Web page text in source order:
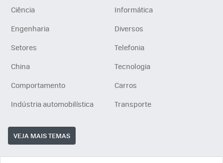
Ciência
Informática
Engenharia
Diversos
Setores
Telefonia
China
Tecnologia
Comportamento
Carros
Indústria automobilística
Transporte
VEJA MAIS TEMAS